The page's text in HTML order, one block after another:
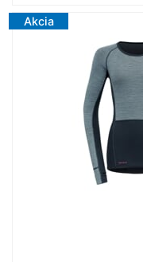
Akcia